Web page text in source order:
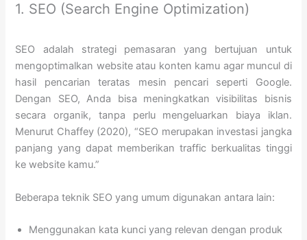
1. SEO (Search Engine Optimization)
SEO adalah strategi pemasaran yang bertujuan untuk
mengoptimalkan website atau konten kamu agar muncul di
hasil pencarian teratas mesin pencari seperti Google.
Dengan SEO, Anda bisa meningkatkan visibilitas bisnis
secara organik, tanpa perlu mengeluarkan biaya iklan.
Menurut Chaffey (2020), “SEO merupakan investasi jangka
panjang yang dapat memberikan traffic berkualitas tinggi
ke website kamu.”
Beberapa teknik SEO yang umum digunakan antara lain:
Menggunakan kata kunci yang relevan dengan produk